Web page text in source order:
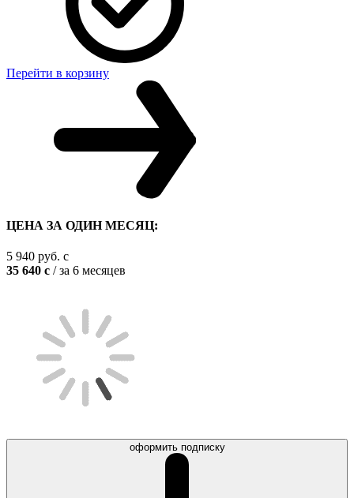
Перейти в корзину
ЦЕНА ЗА ОДИН МЕСЯЦ:
5 940 руб. c
35 640 c / за 6 месяцев
оформить подписку